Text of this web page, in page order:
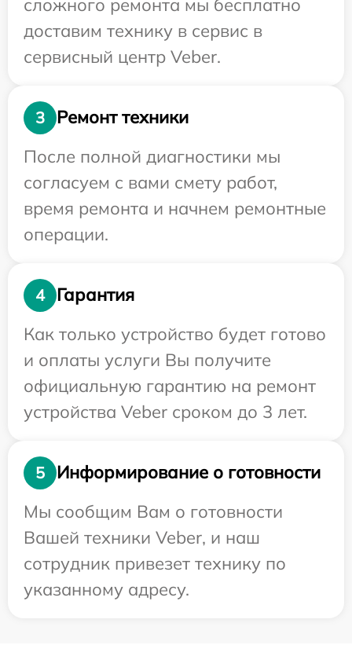
сложного ремонта мы бесплатно
доставим технику в сервис в
сервисный центр Veber.
3
Ремонт техники
После полной диагностики мы
согласуем с вами смету работ,
время ремонта и начнем ремонтные
операции.
4
Гарантия
Как только устройство будет готово
и оплаты услуги Вы получите
официальную гарантию на ремонт
устройства Veber сроком до 3 лет.
5
Информирование о готовности
Мы сообщим Вам о готовности
Вашей техники Veber, и наш
сотрудник привезет технику по
указанному адресу.